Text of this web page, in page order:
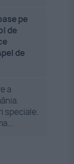
pe
de
de
a
speciale.